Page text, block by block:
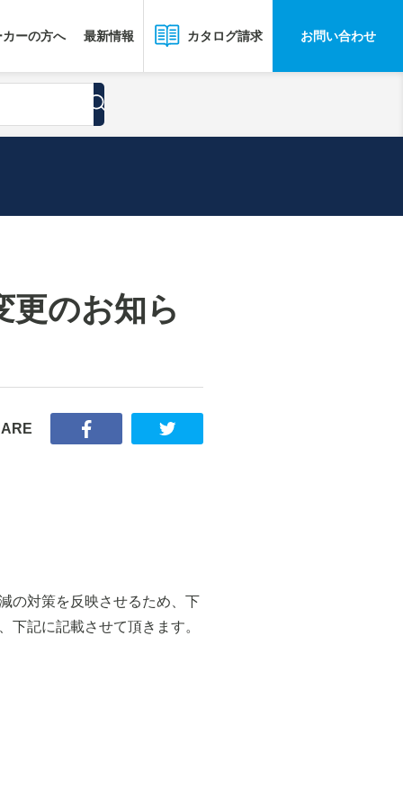
ーの方へ 最新情報 カタログ請求 お問い合わせ
更のお知ら
の対策を反映させるため、下
記に記載させて頂きます。